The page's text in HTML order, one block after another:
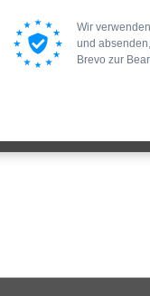
Wir
und
Brevo zur